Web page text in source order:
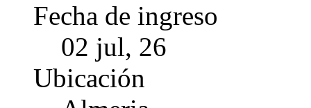
Fecha de ingreso
02 jul, 26
Ubicación